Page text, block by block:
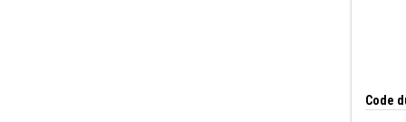
Code